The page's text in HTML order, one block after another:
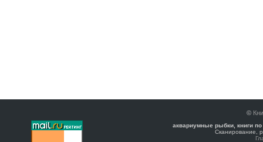
©
аквариумные рыбки, книги
Сканирование,